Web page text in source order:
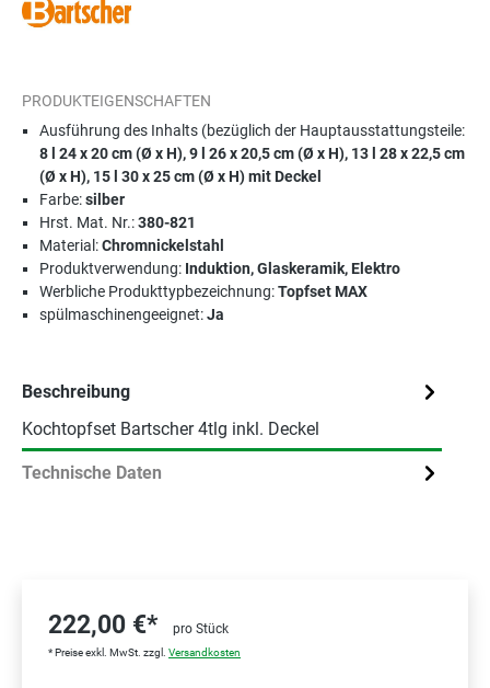
PRODUKTEIGENSCHAFTEN
Ausführung des Inhalts (bezüglich der Hauptausstattungsteile:
8 l 24 x 20 cm (Ø x H), 9 l 26 x 20,5 cm (Ø x H), 13 l 28 x 22,5 cm
(Ø x H), 15 l 30 x 25 cm (Ø x H) mit Deckel
Farbe:silber
Hrst. Mat. Nr.:380-821
Material:Chromnickelstahl
Produktverwendung: Induktion, Glaskeramik, Elektro
Werbliche Produkttypbezeichnung:Topfset MAX
spülmaschinengeeignet:Ja
Beschreibung
Kochtopfset Bartscher 4tlg inkl. Deckel
Technische Daten
222,00 €* pro Stück
* Preise exkl. MwSt. zzgl. Versandkosten